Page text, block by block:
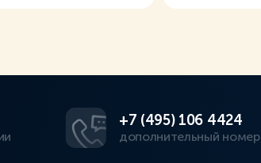
+7 (495) 106 4424
дополнительный номер